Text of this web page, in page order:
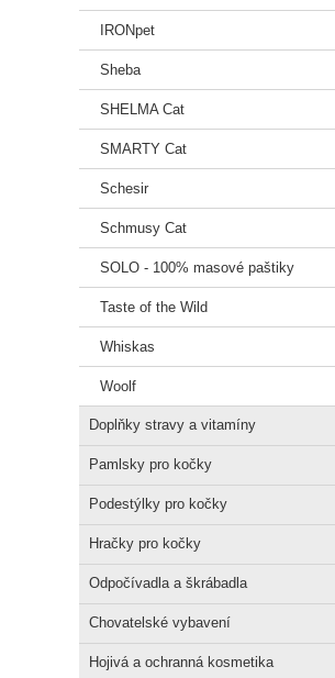
IRONpet
Sheba
SHELMA Cat
SMARTY Cat
Schesir
Schmusy Cat
SOLO - 100% masové paštiky
Taste of the Wild
Whiskas
Woolf
Doplňky stravy a vitamíny
Pamlsky pro kočky
Podestýlky pro kočky
Hračky pro kočky
Odpočívadla a škrábadla
Chovatelské vybavení
Hojivá a ochranná kosmetika